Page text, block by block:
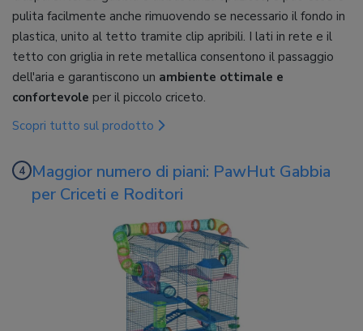
pulita facilmente anche rimuovendo se necessario il fondo in
plastica, unito al tetto tramite clip apribili. I lati in rete e il
tetto con griglia in rete metallica consentono il passaggio
dell'aria e garantiscono un ambiente ottimale e
confortevole per il piccolo criceto.
Scopri tutto sul prodotto
Maggior numero di piani: PawHut Gabbia
per Criceti e Roditori